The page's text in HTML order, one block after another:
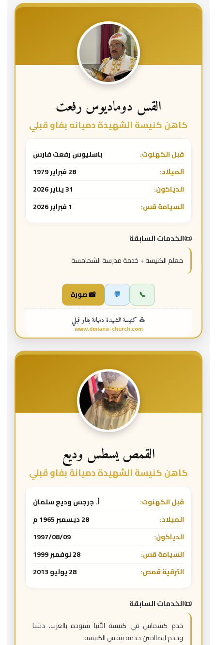
القس دوماديوس رفعت
كاهن كنيسة الشهيدة دميانه بفاو قبلي
قبل الكهنوت:
باسليوس رفعت فارس
الميلاد:
28 فبراير 1979
الدياكون:
31 يناير 2026
السيامة قس:
1 فبراير 2026
الخدمات السابقة
معلم الكنيسة + خدمة مدرسة الشمامسة
📞
💬 📸 صورة
⛪ كنيسة الشهيدة دميانة بفاو قبلي
www.dmiana-church.com
القمص يسطس وديع
كاهن كنيسة الشهيدة دميانة بفاو قبلي
قبل الكهنوت:
أ. جرجس وديع سلمان
الميلاد:
28 ديسمبر 1965 م
الدياكون:
1997/08/09
السيامة قس:
28 نوفمبر 1999
الترقية قمص:
28 يوليو 2013
الخدمات السابقة
خدم كشماس في كنيسة الأنبا شنوده بالعزب، دشنا
وخدم ايضاامين خدمة بنفس الكنيسة